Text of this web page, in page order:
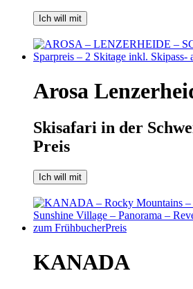
Ich will mit
Arosa
Skisafari in der
Preis
Ich will mit
KANADA